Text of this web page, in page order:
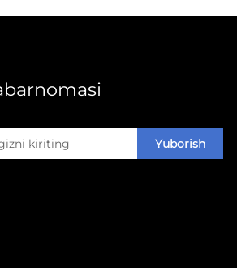
Yuborish